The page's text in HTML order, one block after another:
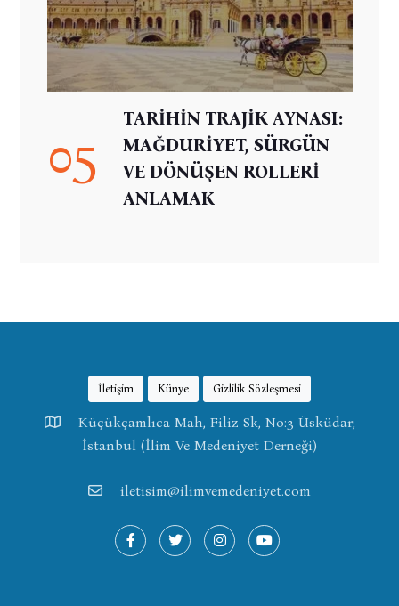
05
TARİHİN TRAJİK AYNASI:
MAĞDURİYET, SÜRGÜN
VE DÖNÜŞEN ROLLERİ
ANLAMAK
İletişim Künye Gizlilik Sözleşmesi
Küçükçamlıca Mah, Filiz Sk, No:3 Üsküdar,
İstanbul (İlim Ve Medeniyet Derneği)
iletisim@ilimvemedeniyet.com